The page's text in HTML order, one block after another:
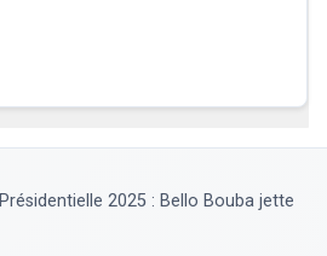
Présidentielle 2025 : Bello Bouba jette